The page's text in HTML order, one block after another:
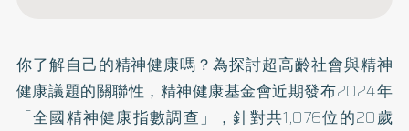
你了解自己的精神健康嗎？為探討超高齡社會與精神
健康議題的關聯性，精神健康基金會近期發布2024年
「全國精神健康指數調查 」，針對共1,076位的20歲